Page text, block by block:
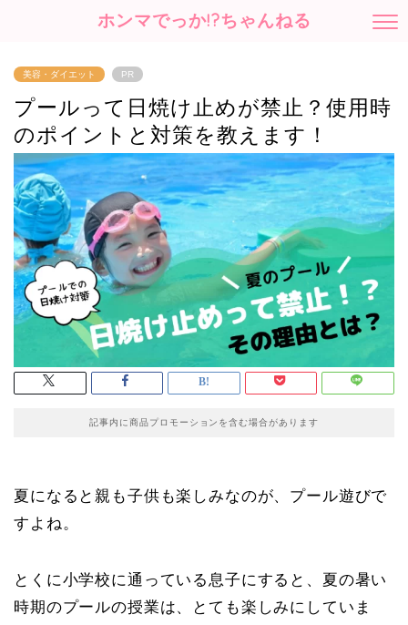
ホンマでっか!?ちゃんねる
美容・ダイエット PR
プールって日焼け止めが禁止？使用時
のポイントと対策を教えます！
記事内に商品プロモーションを含む場合があります
夏になると親も子供も楽しみなのが、プール遊びで
すよね。
とくに小学校に通っている息子にすると、夏の暑い
時期のプールの授業は、とても楽しみにしていま